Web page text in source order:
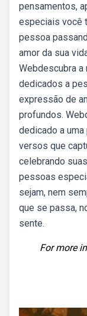
pensamentos,
especiais você
pessoa
amor da sua
Webdescubra a
dedicados a
expressão de
profundos.
dedicado a
versos que
celebrando
pessoas
sejam, nem
que se passa,
sente.
For more